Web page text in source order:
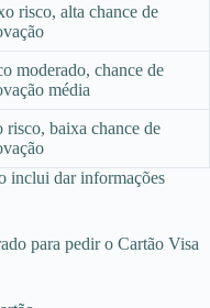
risco, alta chance de
moderado, chance de
média
risco, baixa chance de
inclui dar informações
para pedir o Cartão Visa